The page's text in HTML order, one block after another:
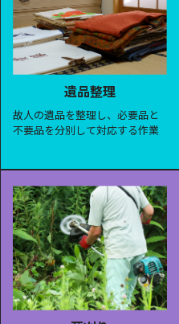
遺品整理
故人の遺品を整理し、必要品と
不要品を分別して対応する作業